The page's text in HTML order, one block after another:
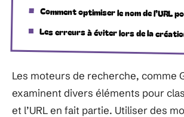
Comment optimiser le nom de l’URL
Les erreurs à éviter lors de la
Les moteurs de recherche, comme
examinent divers éléments pour
et l’URL en fait partie. Utiliser des